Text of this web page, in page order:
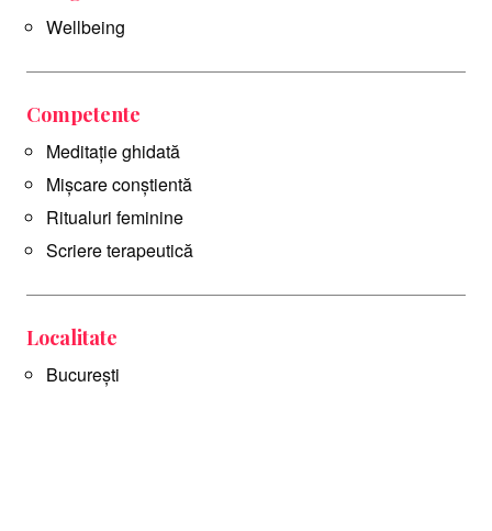
Wellbeing
Competente
Meditație ghidată
Mișcare conștientă
Ritualuri feminine
Scriere terapeutică
Localitate
București